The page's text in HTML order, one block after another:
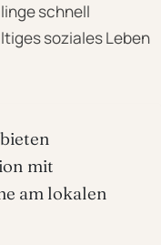
schnell
soziales Leben
mit
am lokalen